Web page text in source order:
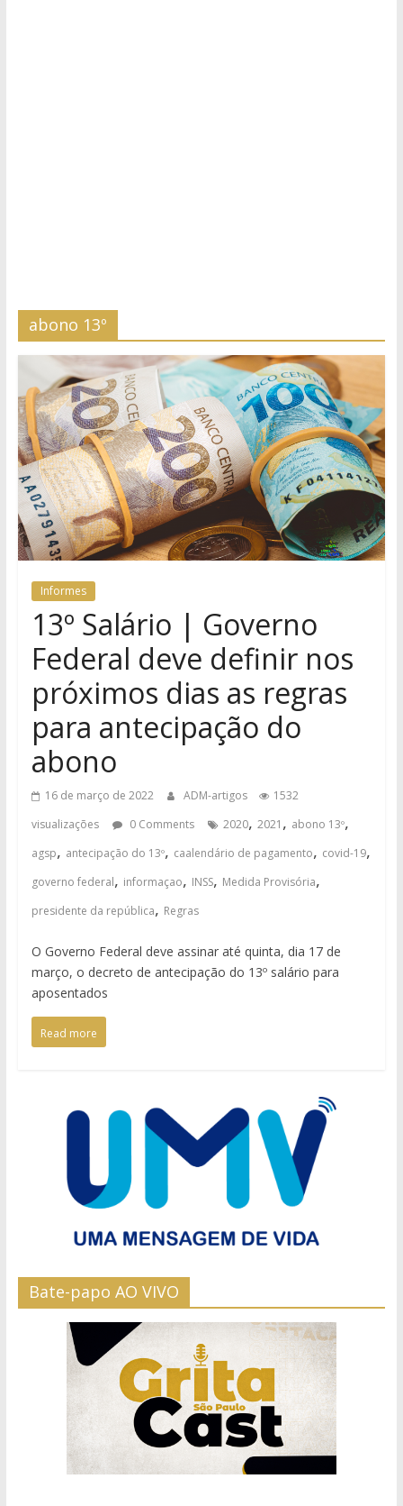
abono 13º
Informes
13º Salário | Governo
Federal deve definir nos
próximos dias as regras
para antecipação do
abono
16 de março de 2022 ADM-artigos
1532
visualizações
0 Comments 2020, 2021 , abono 13º,
agsp, antecipação do 13º, caalendário de pagamento, covid-19,
governo federal, informaçao, INSS, Medida Provisória,
presidente da república, Regras
O Governo Federal deve assinar até quinta, dia 17 de
março, o decreto de antecipação do 13º salário para
aposentados
Read more
Bate-papo AO VIVO